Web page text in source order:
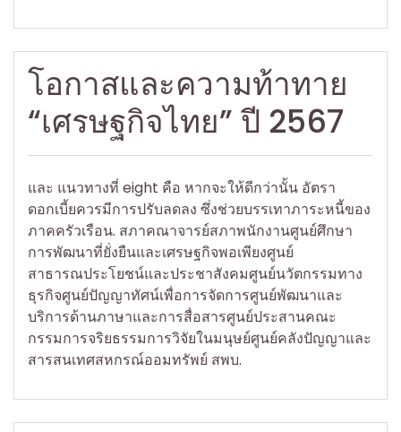
โอกาสและความท้าทาย
“เศรษฐกิจไทย” ปี 2567
และ แนวทางที่ eight คือ หากจะให้ดีกว่านั้น อัตรา
ดอกเบี้ยควรมีการปรับลดลง ซึ่งช่วยบรรเทาภาระหนี้ของ
ภาคครัวเรือน. สภาคณาจารย์สภาพนักงานศูนย์ศึกษา
การพัฒนาที่ยั่งยืนและเศรษฐกิจพอเพียงศูนย์
สาธารณประโยชน์และประชาสังคมศูนย์นวัตกรรมทาง
ธุรกิจศูนย์ปัญญาทัศน์เพื่อการจัดการศูนย์พัฒนาและ
บริการด้านภาษาและการสื่อสารศูนย์ประสานคณะ
กรรมการจริยธรรมการวิจัยในมนุษย์ศูนย์คลังปัญญาและ
สารสนเทศสหกรณ์ออมทรัพย์ สพบ.